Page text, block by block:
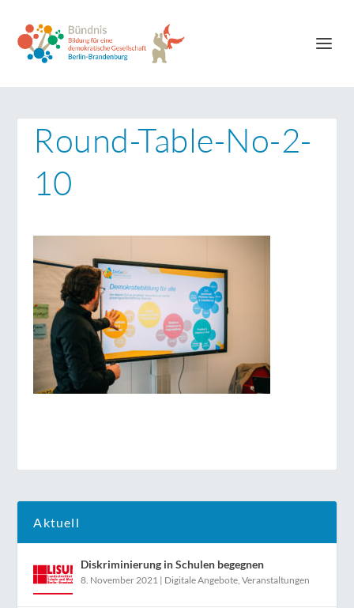
Round-Table-No-2-
10
Aktuell
Diskriminierung in Schulen begegnen
8. November 2021 | Digitale Angebote ,Veranstaltungen